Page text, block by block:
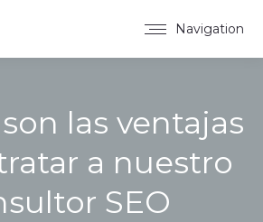
Navigation
las ventajas
a nuestro
SEO